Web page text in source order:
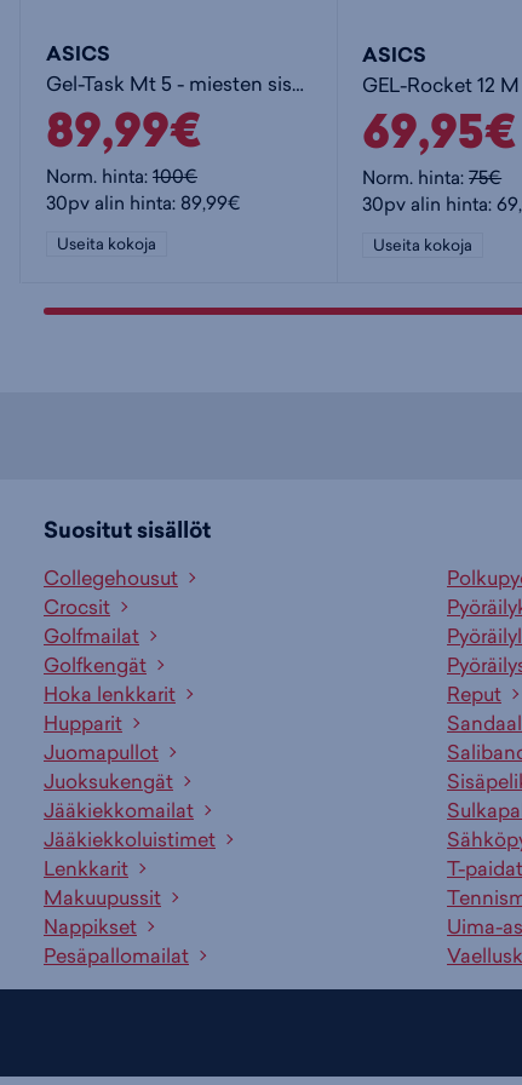
ASICS
Gel-Task Mt 5 - miesten sisäpelikengät
89,99€
Norm. hinta:100€
30pv alin hinta: 89,99€
Useita kokoja
ASICS
69,95€
Norm. hinta:75€
30pv alin hinta:
Useita kokoja
Suositut sisällöt
Collegehousut
Crocsit
Golfmailat
Golfkengät
Hoka lenkkarit
Hupparit
Juomapullot
Juoksukengät
Jääkiekkomailat
Jääkiekkoluistimet
Lenkkarit
Makuupussit
Nappikset
Pesäpallomailat
Reput
T-paidat
Uima-